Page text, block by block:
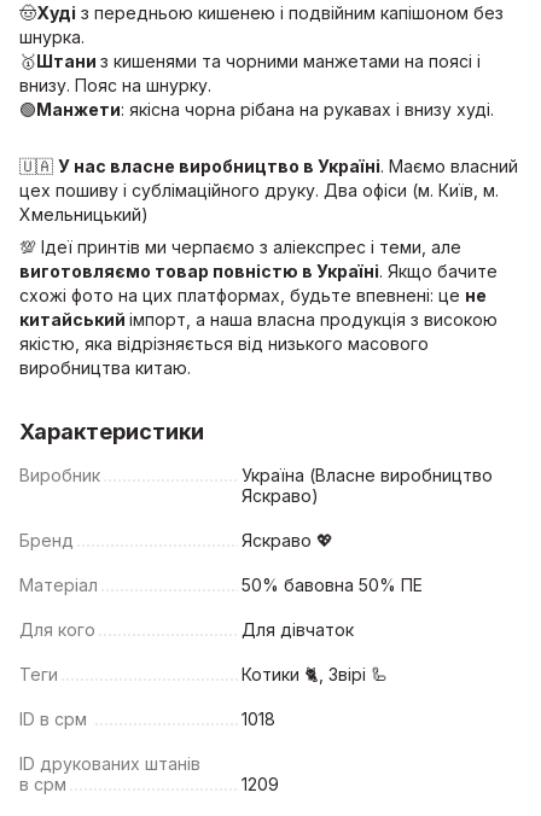
🤠Худі з передньою кишенею і подвійним капішоном без
шнурка.
🥇Штани з кишенями та чорними манжетами на поясі і
внизу. Пояс на шнурку.
🟢Манжети: якісна чорна рібана на рукавах і внизу худі.
🇺🇦 У нас власне виробництво в Україні. Маємо власний
цех пошиву і сублімаційного друку. Два офіси (м. Київ, м.
Хмельницький)
💯 Ідеї принтів ми черпаємо з аліекспрес і теми, але
виготовляємо товар повністю в Україні. Якщо бачите
схожі фото на цих платформах, будьте впевнені: це не
китайський імпорт, а наша власна продукція з високою
якістю, яка відрізняється від низького масового
виробництва китаю.
Характеристики
Виробник
Україна (Власне виробництво
Яскраво)
Бренд Яскраво 💖
Матеріал 50% бавовна 50% ПЕ
Для кого Для дівчаток
Теги Котики 🐈, Звірі 🦾
ID в срм 1018
ID друкованих штанів
в срм
1209